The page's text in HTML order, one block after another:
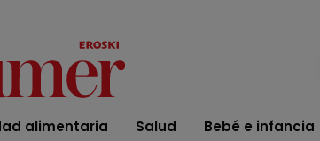
alimentaria Salud Bebé e infancia